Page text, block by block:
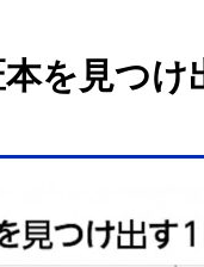
を見つけ